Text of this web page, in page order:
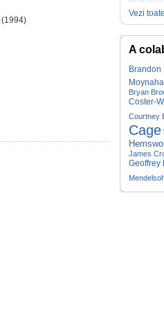
(1994)
Vezi
A
Brandon
Bryan
Coster-
Courtney
Cage
James
Geoffrey